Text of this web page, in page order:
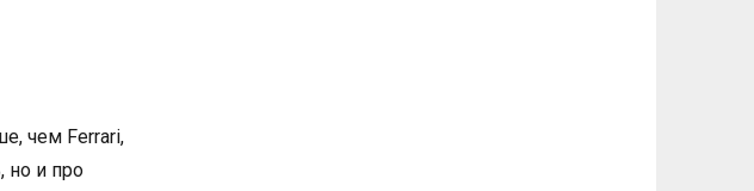
чем Ferrari,
но и про